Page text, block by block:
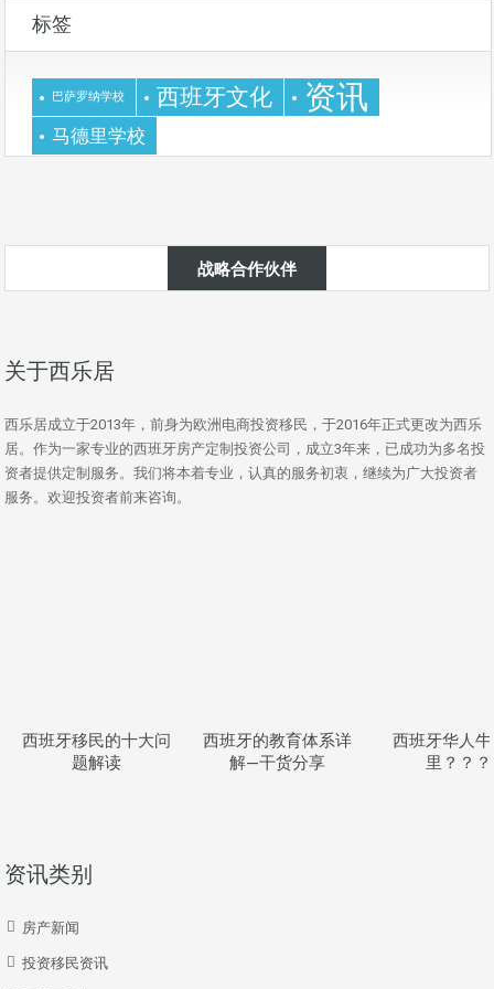
标签
巴萨罗纳学校 西班牙文化 资讯
马德里学校
战略合作伙伴
关于西乐居
西乐居成立于2013年，前身为欧洲电商投资移民，于2016年正式更改为西乐
居。作为一家专业的西班牙房产定制投资公司，成立3年来，已成功为多名投
资者提供定制服务。我们将本着专业，认真的服务初衷，继续为广大投资者
服务。欢迎投资者前来咨询。
西班牙移民的十大问
题解读
西班牙的教育体系详
解—干货分享
西班牙华人
里？？？
资讯类别
房产新闻
投资移民资讯